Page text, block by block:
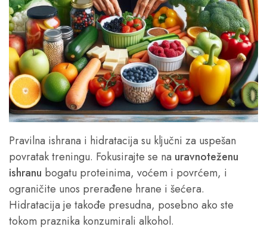
Pravilna ishrana i hidratacija su ključni za uspešan
povratak treningu. Fokusirajte se na uravnoteženu
ishranu bogatu proteinima, voćem i povrćem, i
ograničite unos prerađene hrane i šećera.
Hidratacija je takođe presudna, posebno ako ste
tokom praznika konzumirali alkohol.